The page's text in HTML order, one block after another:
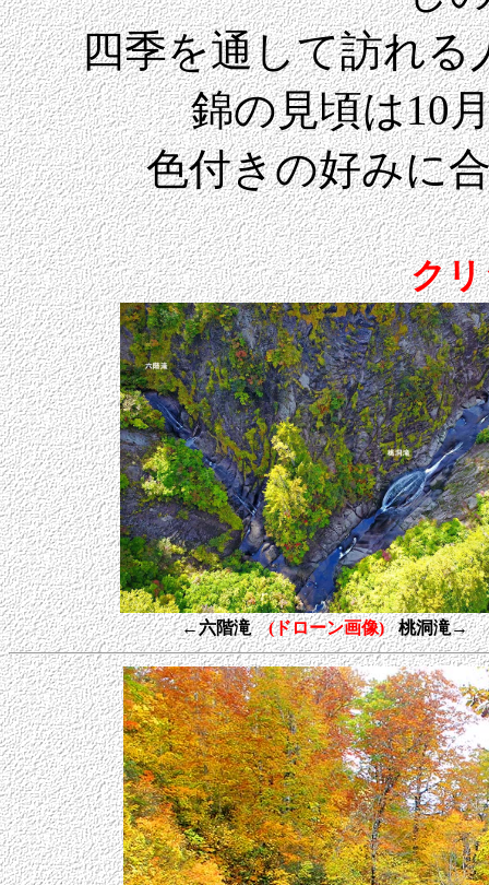
四季を通して訪れる
錦の見頃は10
色付きの好みに
ク
←六階滝(ドローン画像) 桃洞滝→